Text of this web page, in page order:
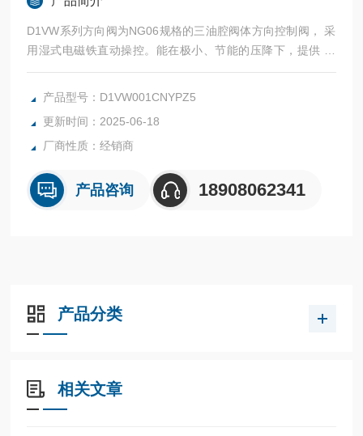
D1VW系列方向阀为NG06规格的三油腔阀体方向控制阀， 采
用湿式电磁铁直动操控。能在极小、节能的压降下，提供 高
达80 l/min的最大流量。 该系列方向阀具有十分多样的阀芯型
式选项，能符合各种 类型的液压回路设计。D1VW系列方向阀
产品型号：D1VW001CNYPZ5
更新时间：2025-06-18
厂商性质：经销商
产品咨询 18908062341
产品分类
相关文章